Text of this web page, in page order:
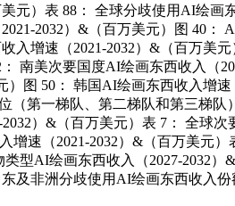
）表 88： 全球分歧使用AI绘画
2032）&（百万美元）图 40
增速（2021-2032）&（百万美
南美次要国度AI绘画东西收入（
图 50： 韩国AI绘画东西收入增
第一梯队、第二梯队和第三梯
）&（百万美元）表 7： 全球
速（2021-2032）&（百万美元
AI绘画东西收入（2027-2032）
非洲分歧使用AI绘画东西收入份